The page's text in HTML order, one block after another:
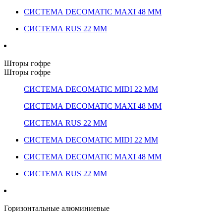
СИСТЕМА DECOMATIC MAXI 48 ММ
СИСТЕМА RUS 22 ММ
Шторы гофре
Шторы гофре
СИСТЕМА DECOMATIC MIDI 22 ММ
СИСТЕМА DECOMATIC MAXI 48 ММ
СИСТЕМА RUS 22 ММ
СИСТЕМА DECOMATIC MIDI 22 ММ
СИСТЕМА DECOMATIC MAXI 48 ММ
СИСТЕМА RUS 22 ММ
Горизонтальные алюминиевые